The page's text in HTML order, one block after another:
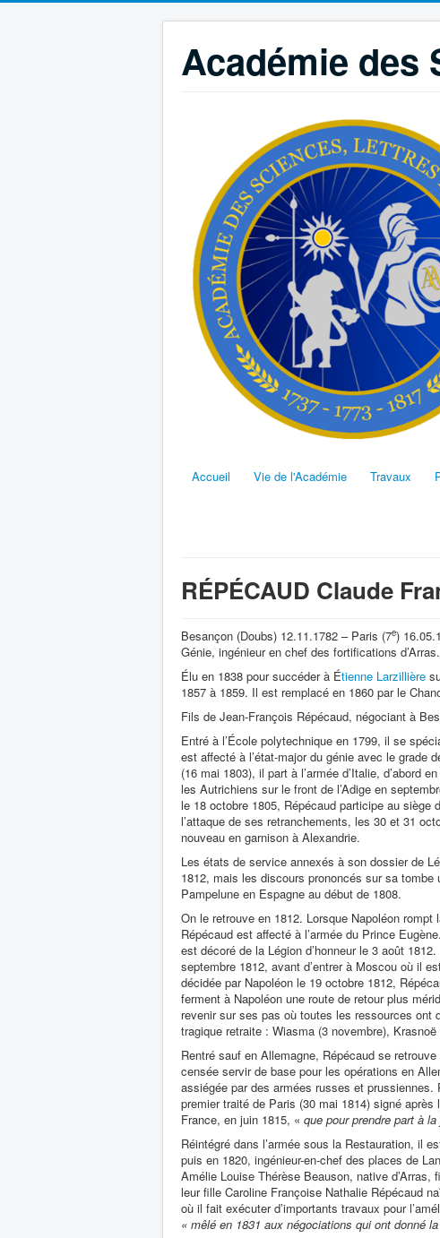
Académie des
Accueil Vie de l'Académie Travaux
RÉPÉCAUD Claude
Besançon (Doubs) 12.11.1782 – Paris (7e)
Génie, ingénieur en chef des fortifications d’Arras.
Élu en 1838 pour succéder à Étienne Larzillière
1857 à 1859. Il est remplacé en 1860 par le
Fils de Jean-François Répécaud, négociant à
Entré à l’École polytechnique en 1799, il se
est affecté à l’état-major du génie avec le grade
(16 mai 1803), il part à l’armée d’Italie, d’abord
les Autrichiens sur le front de l’Adige en
le 18 octobre 1805, Répécaud participe au siège
l’attaque de ses retranchements, les 30 et 31
nouveau en garnison à Alexandrie.
Les états de service annexés à son dossier de
1812, mais les discours prononcés sur sa
Pampelune en Espagne au début de 1808.
On le retrouve en 1812. Lorsque Napoléon
Répécaud est affecté à l’armée du Prince
est décoré de la Légion d’honneur le 3 août
septembre 1812, avant d’entrer à Moscou où il
décidée par Napoléon le 19 octobre 1812,
ferment à Napoléon une route de retour plus
revenir sur ses pas où toutes les ressources
tragique retraite : Wiasma (3 novembre),
Rentré sauf en Allemagne, Répécaud se
censée servir de base pour les opérations en
assiégée par des armées russes et
premier traité de Paris (30 mai 1814) signé
France, en juin 1815, « que pour prendre part à
Réintégré dans l’armée sous la Restauration, il
puis en 1820, ingénieur-en-chef des places de
Amélie Louise Thérèse Beauson, native
leur fille Caroline Françoise Nathalie Répécaud
où il fait exécuter d’importants travaux pour
« mêlé en 1831 aux négociations qui ont donné